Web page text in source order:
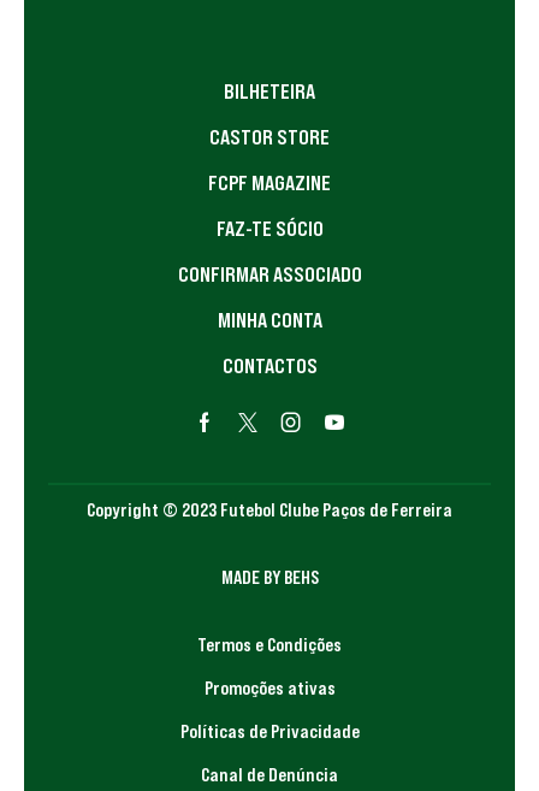
BILHETEIRA
CASTOR STORE
FCPF MAGAZINE
FAZ-TE SÓCIO
CONFIRMAR ASSOCIADO
MINHA CONTA
CONTACTOS
Copyright © 2023 Futebol Clube Paços de Ferreira
MADE BY BEHS
Termos e Condições
Promoções ativas
Políticas de Privacidade
Canal de Denúncia